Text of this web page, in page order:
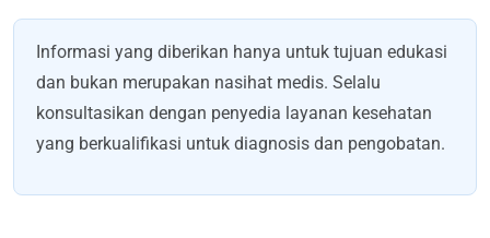
Informasi yang diberikan hanya untuk tujuan edukasi
dan bukan merupakan nasihat medis. Selalu
konsultasikan dengan penyedia layanan kesehatan
yang berkualifikasi untuk diagnosis dan pengobatan.